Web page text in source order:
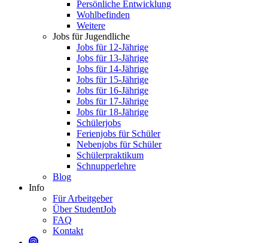
Persönliche Entwicklung
Wohlbefinden
Weitere
Jobs für Jugendliche
Jobs für 12-Jährige
Jobs für 13-Jährige
Jobs für 14-Jährige
Jobs für 15-Jährige
Jobs für 16-Jährige
Jobs für 17-Jährige
Jobs für 18-Jährige
Schülerjobs
Ferienjobs für Schüler
Nebenjobs für Schüler
Schülerpraktikum
Schnupperlehre
Blog
Info
Für Arbeitgeber
Über StudentJob
FAQ
Kontakt